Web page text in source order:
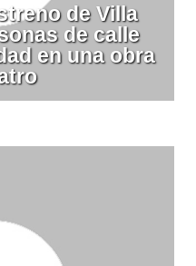
de Villa
de calle
en una obra